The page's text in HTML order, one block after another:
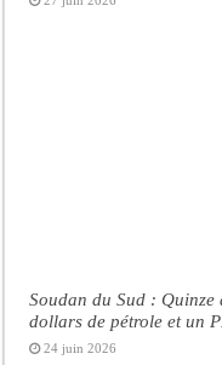
Soudan du Sud :
dollars de pétrole et un
24 juin 2026